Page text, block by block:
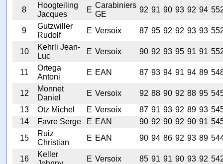
8
Hoogteiling
Jacques
E
Carabiniers
GE
92 91 90 93 92 94
9
Gutzwiller
Rudolf
E Versoix 87 95 92 92 93 93
10
Kehrli Jean-
Luc
E Versoix 90 92 93 95 91 91
11
Ortega
Antoni
E EAN 87 93 94 91 94 89
12
Monnet
Daniel
E Versoix 92 88 90 92 88 95
13
Otz Michel E Versoix 87 91 93 92 89 93
14
Favre Serge E EAN 90 92 90 92 90 91
15
Ruiz
Christian
E EAN 90 94 86 92 93 89
16
Keller
E Versoix 85 91 91 90 93 92